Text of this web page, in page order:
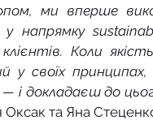
ми вперше
напрямку
Коли
у своїх
і докладаєш до
Оксак та Яна